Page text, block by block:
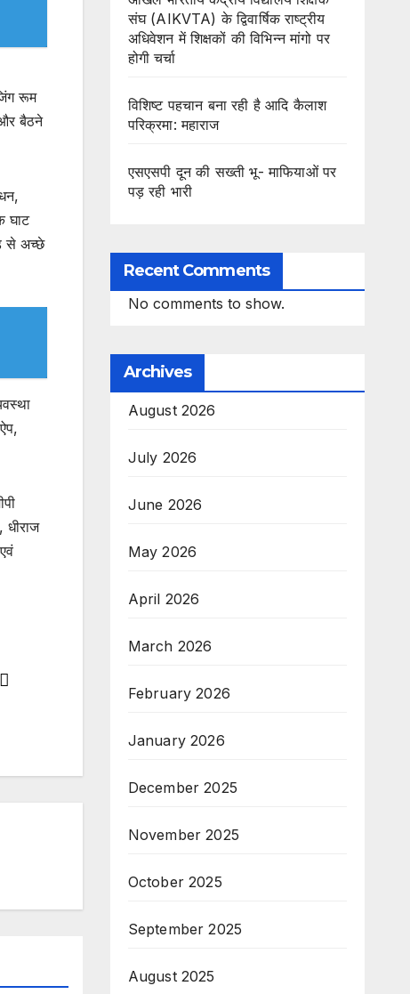
रूम
बैठने
घाट
से अच्छे
संघ (AIKVTA) के द्विवार्षिक राष्ट्रीय
अधिवेशन में शिक्षकों की विभिन्न मांगो पर
होगी चर्चा
विशिष्ट पहचान बना रही है आदि कैलाश
परिक्रमा: महाराज
एसएसपी दून की सख्ती भू- माफियाओं पर
पड़ रही भारी
Recent Comments
No comments to show.
Archives
August 2026
July 2026
June 2026
May 2026
April 2026
March 2026
February 2026
January 2026
December 2025
November 2025
October 2025
September 2025
August 2025